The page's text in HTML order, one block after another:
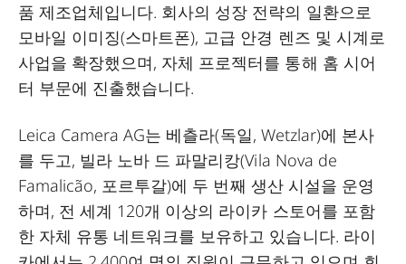
품 제조업체입니다. 회사의 성장 전략의 일환으로
모바일 이미징(스마트폰), 고급 안경 렌즈 및 시계로
사업을 확장했으며, 자체 프로젝터를 통해 홈 시어
터 부문에 진출했습니다.
Leica Camera AG는 베츨라(독일, Wetzlar)에 본사
를 두고, 빌라 노바 드 파말리캉(Vila Nova de
Famalicão, 포르투갈)에 두 번째 생산 시설을 운영
하며, 전 세계 120개 이상의 라이카 스토어를 포함
한 자체 유통 네트워크를 보유하고 있습니다. 라이